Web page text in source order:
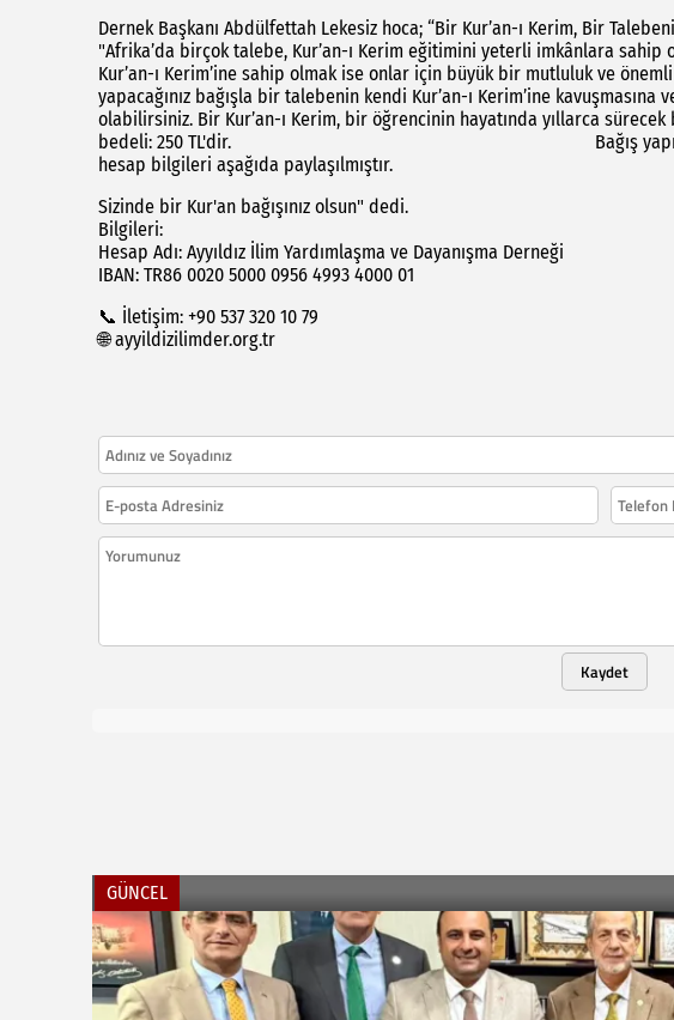
Dernek Başkanı Abdülfettah Lekesiz hoca; “Bir Kur’an-ı Kerim, Bir
"Afrika’da birçok talebe, Kur’an-ı Kerim eğitimini yeterli imkânlara sahip
Kur’an-ı Kerim’ine sahip olmak ise onlar için büyük bir mutluluk ve önemli
yapacağınız bağışla bir talebenin kendi Kur’an-ı Kerim’ine
olabilirsiniz. Bir Kur’an-ı Kerim, bir öğrencinin hayatında yıllarca
bedeli: 250 TL'dir. Bağış yapmak isteyen
hesap bilgileri aşağıda paylaşılmıştır.
Sizinde bir Kur'an bağışınız
Bilgileri:
Hesap Adı: Ayyıldız İlim Yardımlaşma ve Dayanışma Derneği
IBAN: TR86 0020 5000 0956 4993 4000 01
📞 İletişim: +90 537 320 10 79
🌐 ayyildizilimder.org.tr
Kaydet
GÜNCEL